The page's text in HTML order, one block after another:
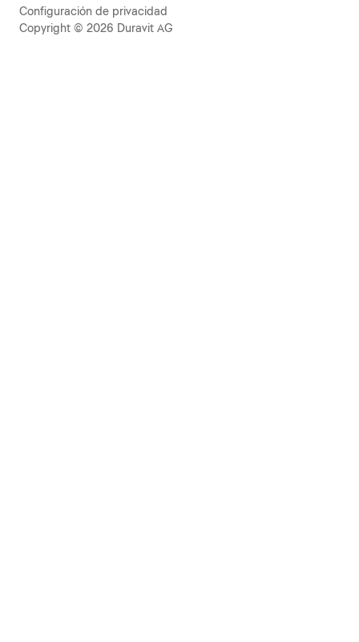
Configuración de privacidad
Copyright © 2026 Duravit AG